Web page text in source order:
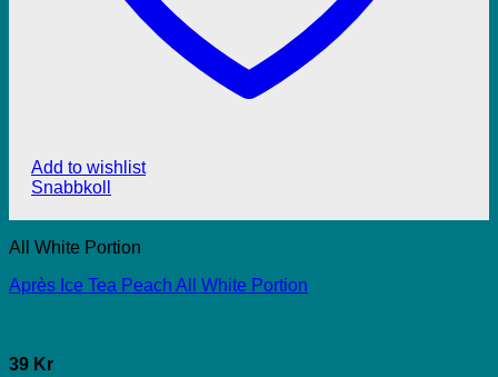
Add to wishlist
Snabbkoll
All White Portion
Après Ice Tea Peach All White Portion
39 Kr